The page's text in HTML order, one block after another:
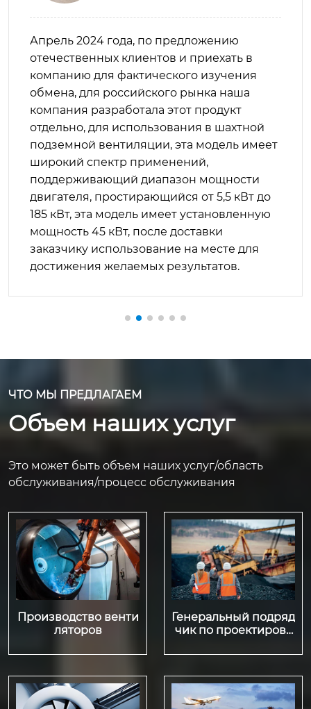
Апрель 2024 года, по предложению
отечественных клиентов и приехать в
компанию для фактического изучения
обмена, для российского рынка наша
компания разработала этот продукт
отдельно, для использования в шахтной
подземной вентиляции, эта модель имеет
широкий спектр применений,
поддерживающий диапазон мощности
двигателя, простирающийся от 5,5 кВт до
185 кВт, эта модель имеет установленную
мощность 45 кВт, после доставки
заказчику использование на месте для
достижения желаемых результатов.
ЧТО МЫ ПРЕДЛАГАЕМ
Объем наших услуг
Это может быть объем наших услуг/область
обслуживания/процесс обслуживания
Производство венти
ляторов
Генеральный подряд
чик по проектирова
яции